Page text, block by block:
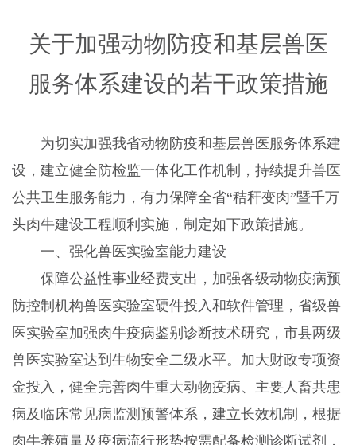
关于加强动物防疫和基层兽医
服务体系建设的若干政策措施
为切实加强我省动物防疫和基层兽医服务体系建
设，建立健全防检监一体化工作机制，持续提升兽医
公共卫生服务能力，有力保障全省“秸秆变肉”暨千万
头肉牛建设工程顺利实施，制定如下政策措施。
一、强化兽医实验室能力建设
保障公益性事业经费支出，加强各级动物疫病预
防控制机构兽医实验室硬件投入和软件管理，省级兽
医实验室加强肉牛疫病鉴别诊断技术研究，市县两级
兽医实验室达到生物安全二级水平。加大财政专项资
金投入，健全完善肉牛重大动物疫病、主要人畜共患
病及临床常见病监测预警体系，建立长效机制，根据
肉牛养殖量及疫病流行形势按需配备检测诊断试剂，